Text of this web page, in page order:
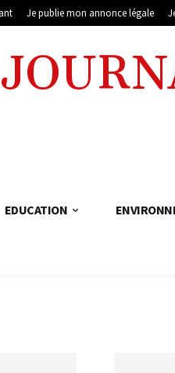
Je publie mon annonce légale
EDUCATION